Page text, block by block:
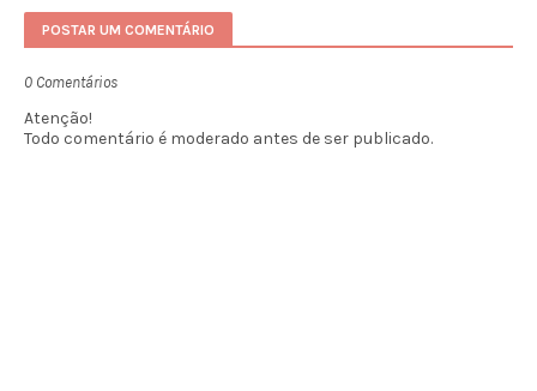
POSTAR UM COMENTÁRIO
0 Comentários
Atenção!
Todo comentário é moderado antes de ser publicado.